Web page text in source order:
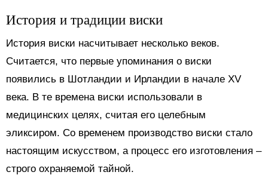
История и традиции виски
История виски насчитывает несколько веков.
Считается, что первые упоминания о виски
появились в Шотландии и Ирландии в начале XV
века. В те времена виски использовали в
медицинских целях, считая его целебным
эликсиром. Со временем производство виски стало
настоящим искусством, а процесс его изготовления –
строго охраняемой тайной.